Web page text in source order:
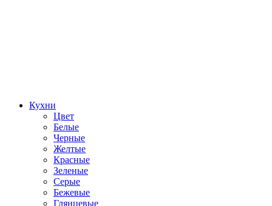
Кухни
Цвет
Белые
Черные
Желтые
Красные
Зеленые
Серые
Бежевые
Глянцевые